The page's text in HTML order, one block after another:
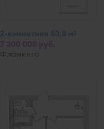
2-комнатная 53,8 м2
Фламинго